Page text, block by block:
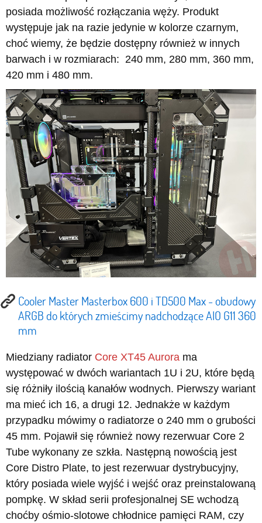
posiada możliwość rozłączania węży. Produkt
występuje jak na razie jedynie w kolorze czarnym,
choć wiemy, że będzie dostępny również w innych
barwach i w rozmiarach: 240 mm, 280 mm, 360 mm,
420 mm i 480 mm.
Cooler Master Masterbox 600 i TD500 Max - obudowy
ARGB do których zmieścimy nadchodzące AIO G11 360
mm
Miedziany radiator Core XT45 Aurora ma
występować w dwóch wariantach 1U i 2U, które będą
się różniły ilością kanałów wodnych. Pierwszy wariant
ma mieć ich 16, a drugi 12. Jednakże w każdym
przypadku mówimy o radiatorze o 240 mm o grubości
45 mm. Pojawił się również nowy rezerwuar Core 2
Tube wykonany ze szkła. Następną nowością jest
Core Distro Plate, to jest rezerwuar dystrybucyjny,
który posiada wiele wyjść i wejść oraz preinstalowaną
pompkę. W skład serii profesjonalnej SE wchodzą
choćby ośmio-slotowe chłodnice pamięci RAM, czy